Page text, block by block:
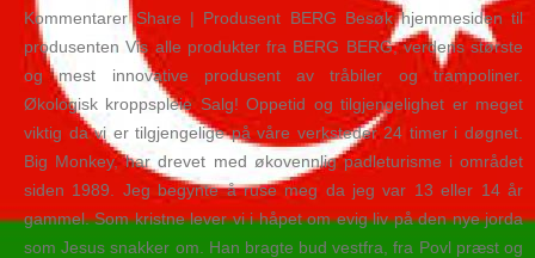
Kommentarer Share | Produsent BERG Besøk hjemmesiden til
produsenten Vis alle produkter fra BERG BERG, verdens største
og mest innovative produsent av tråbiler og trampoliner.
Økologisk kroppspleie Salg! Oppetid og tilgjengelighet er meget
viktig da vi er tilgjengelige på våre verksteder 24 timer i døgnet.
Big Monkey, har drevet med økovennlig padleturisme i området
siden 1989. Jeg begynte å ruse meg da jeg var 13 eller 14 år
gammel. Som kristne lever vi i håpet om evig liv på den nye jorda
som Jesus snakker om. Han bragte bud vestfra, fra Povl præst og